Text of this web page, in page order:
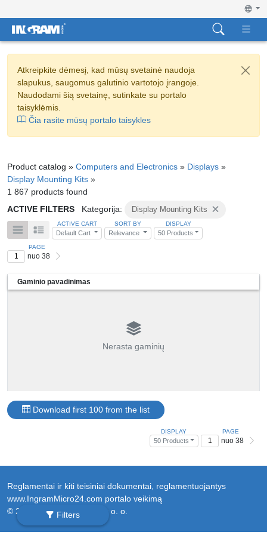
Atkreipkite dėmesį, kad mūsų svetainė naudoja
slapukus, saugomus galutinio vartotojo įrangoje.
Naudodami šią svetainę, sutinkate su portalo
taisyklėmis.
Čia rasite mūsų portalo taisykles
Product catalog » Computers and Electronics » Displays »
Display Mounting Kits »
1 867 products found
ACTIVE FILTERS
Kategorija: Display Mounting Kits
ACTIVE CART
Default Cart
SORT BY
Relevance
DISPLAY
50 Products
PAGE
nuo 38
Filters
Gaminio pavadinimas
Nerasta gaminių
Download first 100 from the list
DISPLAY
50 Products
PAGE
nuo 38
Reglamentai ir kiti teisiniai dokumentai, reglamentuojantys
www.IngramMicro24.com portalo veikimą
© 2026 Ingram Micro Sp. z o. o.